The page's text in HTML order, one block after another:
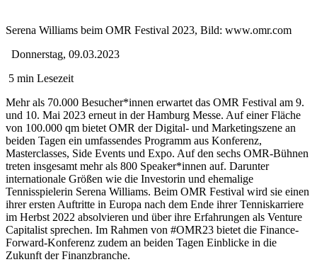
Serena Williams beim OMR Festival 2023, Bild: www.omr.com
Donnerstag, 09.03.2023
5 min Lesezeit
Mehr als 70.000 Besucher*innen erwartet das OMR Festival am 9.
und 10. Mai 2023 erneut in der Hamburg Messe. Auf einer Fläche
von 100.000 qm bietet OMR der Digital- und Marketingszene an
beiden Tagen ein umfassendes Programm aus Konferenz,
Masterclasses, Side Events und Expo. Auf den sechs OMR-Bühnen
treten insgesamt mehr als 800 Speaker*innen auf. Darunter
internationale Größen wie die Investorin und ehemalige
Tennisspielerin Serena Williams. Beim OMR Festival wird sie einen
ihrer ersten Auftritte in Europa nach dem Ende ihrer Tenniskarriere
im Herbst 2022 absolvieren und über ihre Erfahrungen als Venture
Capitalist sprechen. Im Rahmen von #OMR23 bietet die Finance-
Forward-Konferenz zudem an beiden Tagen Einblicke in die
Zukunft der Finanzbranche.